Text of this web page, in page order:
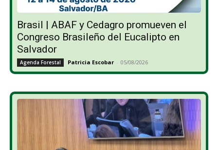
Brasil | ABAF y Cedagro promueven el
Congreso Brasileño del Eucalipto en
Salvador
Agenda Forestal Patricia Escobar - 05/08/2026